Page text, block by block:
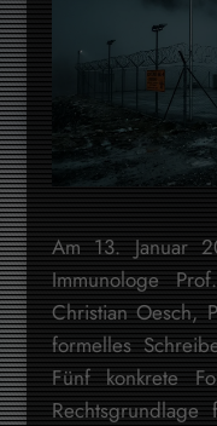
Am 13. Januar
Immunologe
Christian Oesch,
formelles
Fünf konkrete